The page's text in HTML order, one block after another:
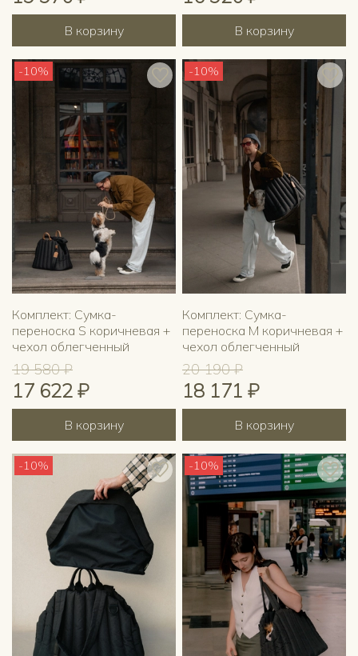
В корзину В корзину
-10%
Комплект: Сумка-
переноска S коричневая +
чехол облегченный
19 580 ₽
17 622 ₽
В корзину
-10%
Комплект: Сумка-
переноска M коричневая +
чехол облегченный
20 190 ₽
18 171 ₽
В корзину
-10% -10%